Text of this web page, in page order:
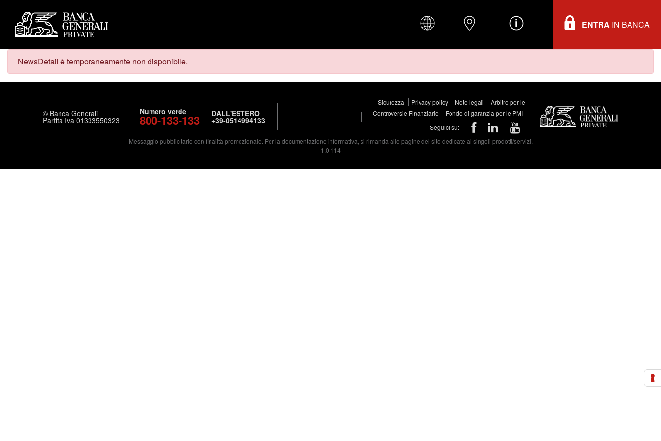
ENTRA IN BANCA
NewsDetail è temporaneamente non disponibile.
© Banca Generali
Partita Iva 01333550323
Numero verde
800-133-133 DALL'ESTERO
+39-0514994133
Sicurezza Privacy policy Note legali
Arbitro per le
Controversie Finanziarie
Fondo di garanzia per le PMI
Seguici su:
Messaggio pubblicitario con finalità promozionale. Per la documentazione informativa, si rimanda alle pagine del sito dedicate ai singoli prodotti/servizi.
1.0.114